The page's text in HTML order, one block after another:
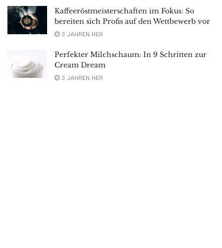
Kaffeeröstmeisterschaften im Fokus: So
bereiten sich Profis auf den Wettbewerb vor
3 JAHREN HER
Perfekter Milchschaum: In 9 Schritten zur
Cream Dream
3 JAHREN HER